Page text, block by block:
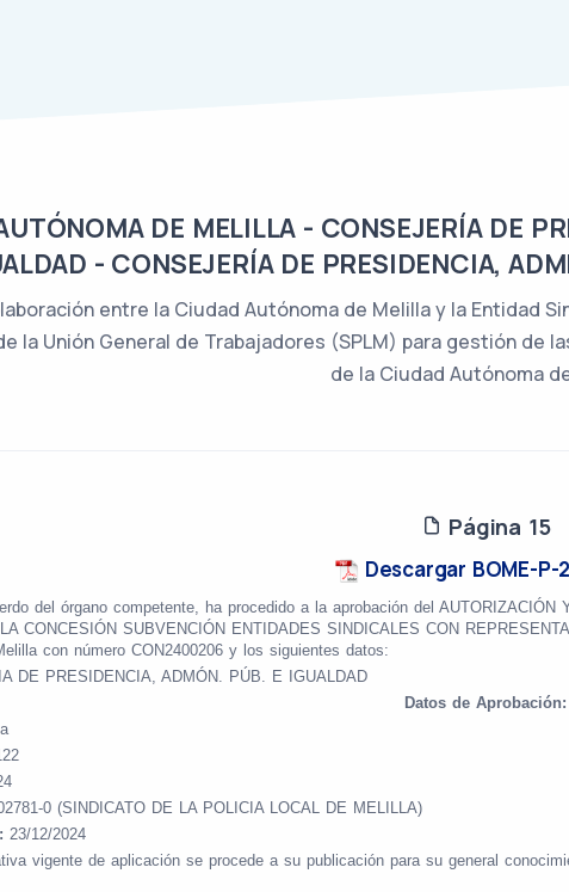
DE MELILLA - CONSEJERÍA DE
- CONSEJERÍA DE PRESIDENCIA,
entre la Ciudad Autónoma de Melilla y la Entidad
la Unión General de Trabajadores (SPLM) para gestión de
de la Ciudad Autónoma
Página 15
Descargar BOME-P-
del órgano competente, ha procedido a la aprobación del
CONCESIÓN SUBVENCIÓN ENTIDADES SINDICALES CON
con número CON2400206 y los siguientes datos:
DE PRESIDENCIA, ADMÓN. PÚB. E IGUALDAD
Datos de Aprobación:
0 (SINDICATO DE LA POLICIA LOCAL DE MELILLA)
23/12/2024
vigente de aplicación se procede a su publicación para su general